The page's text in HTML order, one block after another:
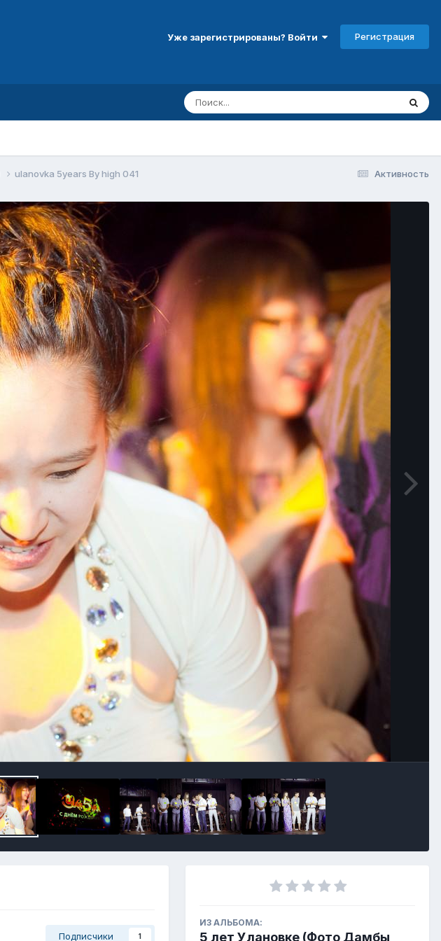
Уже зарегистрированы? Войти Регистрация
Активность
ulanovka 5years By high 041
Подписчики 1
ИЗ АЛЬБОМА:
5 лет Улановке (Фото Дамбы